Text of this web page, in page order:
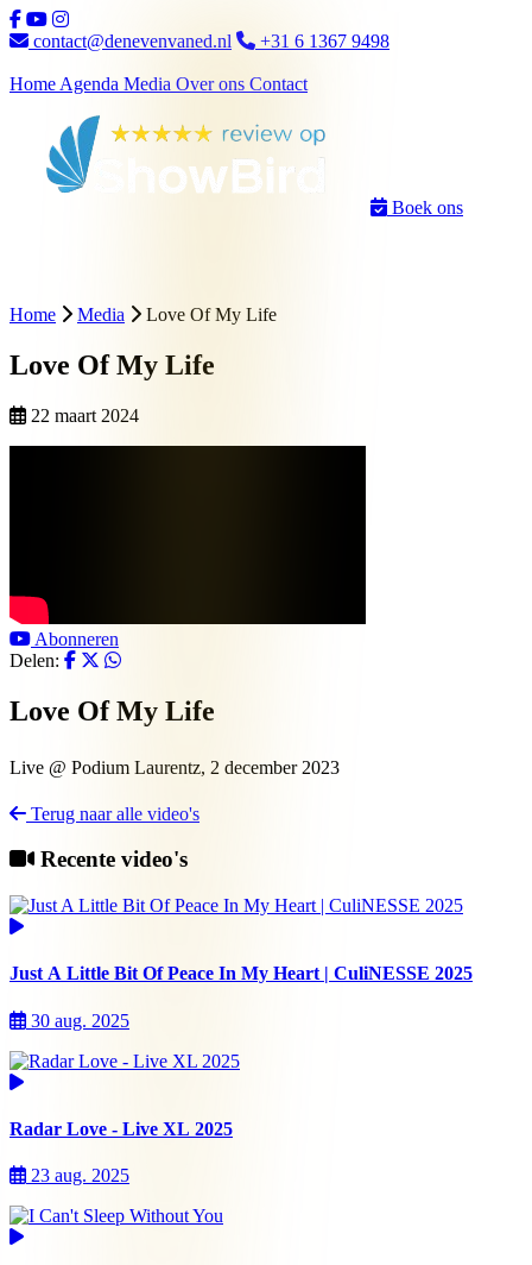
Ga naar inhoud
contact@denevenvaned.nl
+31 6 1367 9498
Home Agenda Media Over ons Contact
Boek ons
Home Media Love Of My Life
Love Of My Life
22 maart 2024
Abonneren
Delen:
Love Of My Life
Live @ Podium Laurentz, 2 december 2023
Terug naar alle video's
Recente video's
Just A Little Bit Of Peace In My Heart | CuliNESSE 2025
30 aug. 2025
Radar Love - Live XL 2025
23 aug. 2025